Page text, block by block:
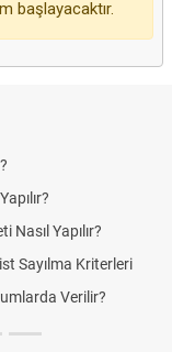
başlayacaktır.
Yapılır?
Sayılma Kriterleri
Verilir?